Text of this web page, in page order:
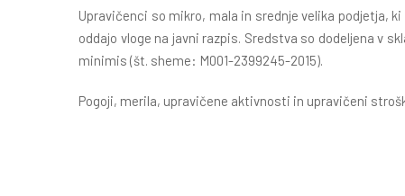
Upravičenci so mikro, mala in srednje velika podjetja,
oddajo vloge na javni razpis. Sredstva so dodeljena v
minimis (št. sheme: M001-2399245-2015).
Pogoji, merila, upravičene aktivnosti in upravičeni